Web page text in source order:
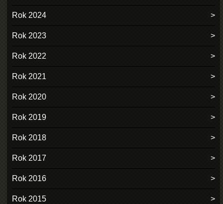
Rok 2024
Rok 2023
Rok 2022
Rok 2021
Rok 2020
Rok 2019
Rok 2018
Rok 2017
Rok 2016
Rok 2015